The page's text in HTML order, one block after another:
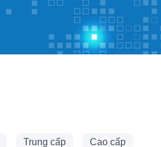
Trung cấp Cao cấp